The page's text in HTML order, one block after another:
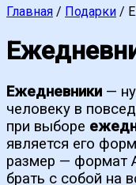
Главная / Подарки /
Ежедневники —
человеку в
при выборе
является его
размер — формат
брать с собой на